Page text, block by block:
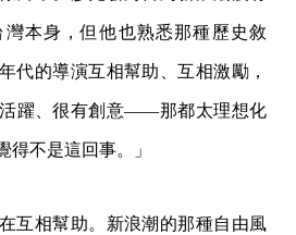
本身，但他也熟悉那種歷史敘
代的導演互相幫助、互相激勵，
躍、很有創意——那都太理想化
得不是這回事。」
互相幫助。新浪潮的那種自由風